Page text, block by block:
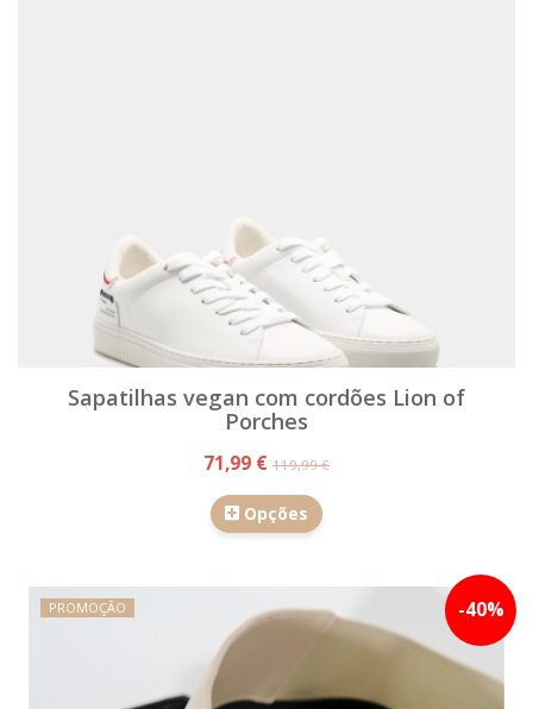
Sapatilhas vegan com cordões Lion of
Porches
71,99 € 119,99 €
Opções
-40%
PROMOÇÃO